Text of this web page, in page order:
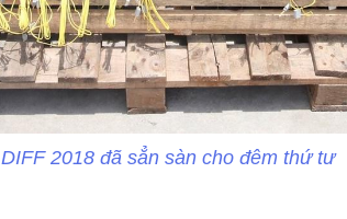
DIFF 2018 đã sẳn sàn cho đêm thứ tư